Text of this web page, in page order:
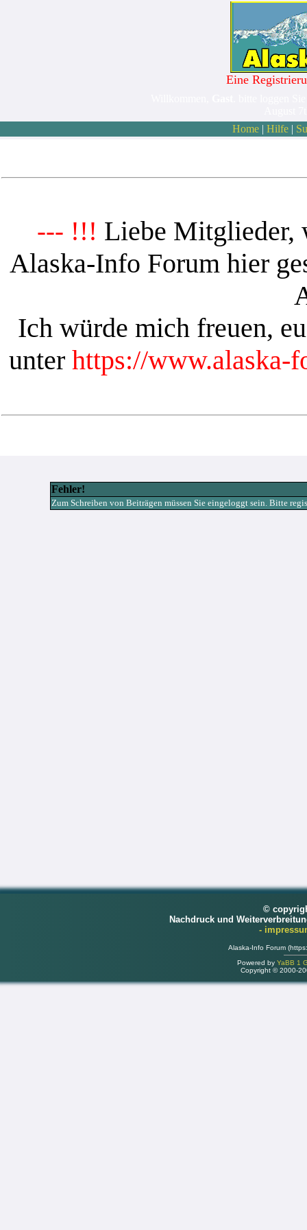
Eine
Home| Hilfe|
--- !!! Liebe Mitglieder,
Alaska-Info Forum hier
Ich würde mich freuen,
unter https://www.alaska-
Fehler!
Zum Schreiben von Beiträgen müssen Sie eingeloggt sein. Bitte
©
Nachdruck und
-
Alaska-Info Forum
Powered by YaBB 1
Copyright © 2000-